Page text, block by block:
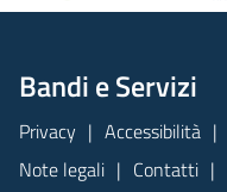
Bandi e Servizi
Privacy Accessibilità
Note legali
Contatti